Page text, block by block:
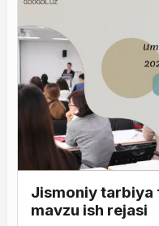
Jismoniy tarbiya
mavzu ish rejasi